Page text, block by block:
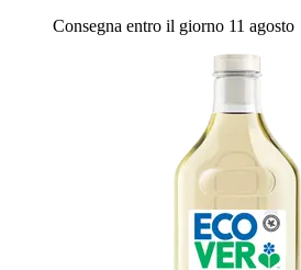
Consegna entro il giorno 11 agosto